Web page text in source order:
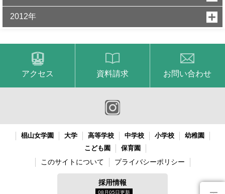
2012年
アクセス 資料請求 お問い合わせ
椙山女学園 大学 高等学校 中学校 小学校
幼稚園
こども園
保育園
このサイトについて プライバシーポリシー
採用情報
08月05日更新